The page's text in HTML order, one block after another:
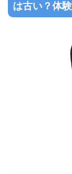
は古い？体